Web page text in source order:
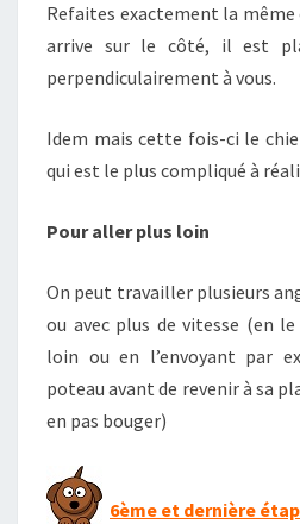
Refaites exactement la
arrive sur le côté, il est
perpendiculairement à vous.
Idem mais cette fois-ci le
qui est le plus compliqué à
Pour aller plus loin
On peut travailler plusieurs
ou avec plus de vitesse (en
loin ou en l’envoyant par
poteau avant de revenir à sa
en pas bouger)
6ème et dernière